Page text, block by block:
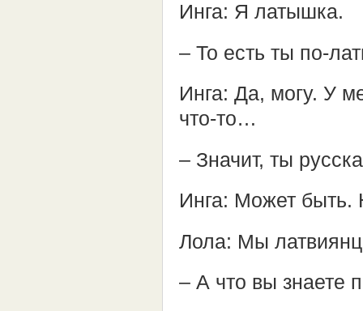
Инга: Я латышка.
– То есть ты по-
Инга: Да, могу. У
что-то…
– Значит, ты
Инга: Может быть.
Лола: Мы
– А что вы знаете